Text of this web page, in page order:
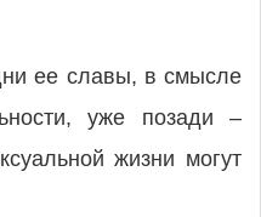
ее славы, в смысле
уже позади –
жизни могут